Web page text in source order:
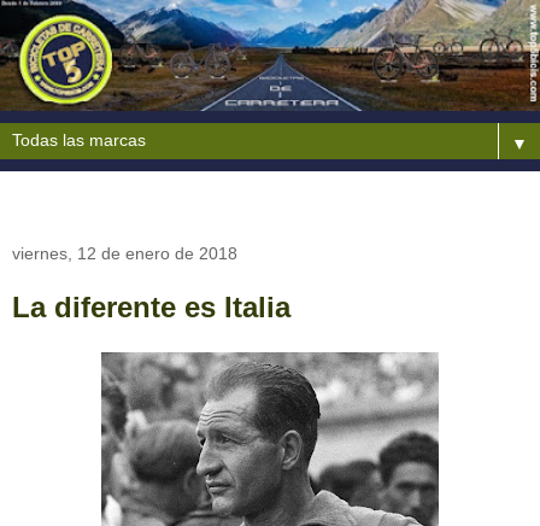
▼
viernes, 12 de enero de 2018
La diferente es Italia